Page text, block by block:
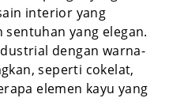
interior yang
yang elegan.
dengan warna-
seperti cokelat,
elemen kayu yang